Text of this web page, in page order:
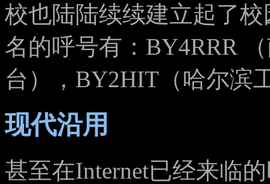
校也陆陆续续建立起了
名的呼号有：BY4RRR
台），BY2HIT（哈尔滨
现代沿用
甚至在Internet已经来临